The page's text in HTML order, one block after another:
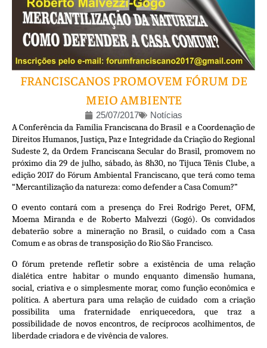
FRANCISCANOS PROMOVEM FÓRUM DE
MEIO AMBIENTE
25/07/2017 Notícias
A Conferência da Família Franciscana do Brasil e a Coordenação de
Direitos Humanos, Justiça, Paz e Integridade da Criação do Regional
Sudeste 2, da Ordem Franciscana Secular do Brasil, promovem no
próximo dia 29 de julho, sábado, às 8h30, no Tijuca Tênis Clube, a
edição 2017 do Fórum Ambiental Franciscano, que terá como tema
“Mercantilização da natureza: como defender a Casa Comum?”
O evento contará com a presença do Frei Rodrigo Peret, OFM,
Moema Miranda e de Roberto Malvezzi (Gogó). Os convidados
debaterão sobre a mineração no Brasil, o cuidado com a Casa
Comum e as obras de transposição do Rio São Francisco.
O fórum pretende refletir sobre a existência de uma relação
dialética entre habitar o mundo enquanto dimensão humana,
social, criativa e o simplesmente morar, como função econômica e
política. A abertura para uma relação de cuidado com a criação
possibilita uma fraternidade enriquecedora, que traz a
possibilidade de novos encontros, de recíprocos acolhimentos, de
liberdade criadora e de vivência de valores.